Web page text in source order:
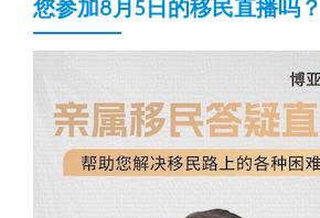
您参加8月5日的移民直播吗？